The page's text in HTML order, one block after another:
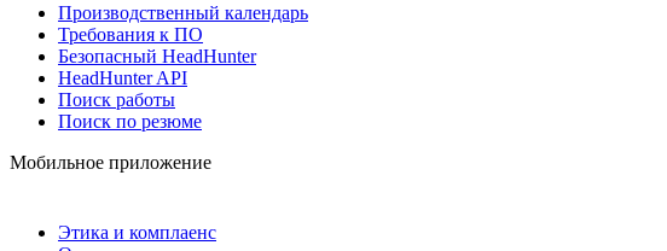
Производственный календарь
Требования к ПО
Безопасный HeadHunter
HeadHunter API
Поиск работы
Поиск по резюме
Мобильное приложение
Этика и комплаенс